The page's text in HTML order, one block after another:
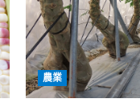
農業